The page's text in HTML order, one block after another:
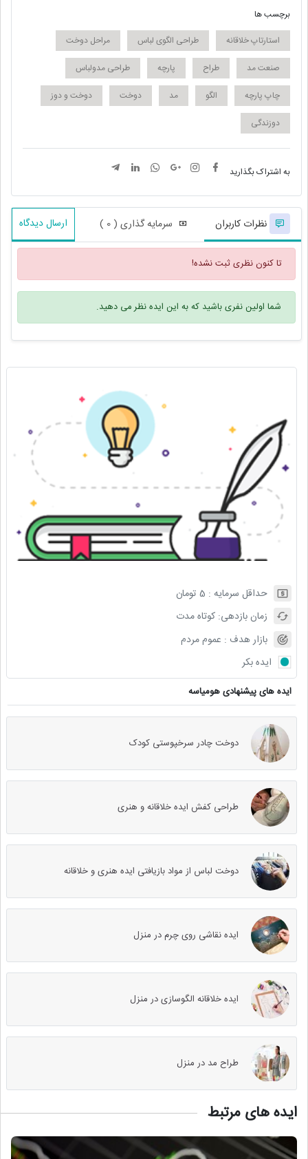
حداقل سرمایه : 5 تومان
زمان بازدهی:کوتاه مدت
بازار هدف : عموم مردم
ایده بکر
ایده های پیشنهادی هومیاسه
دوخت چادر سرخپوستی کودک
طراحی کفش ایده خلاقانه و هنری
دوخت لباس از مواد بازیافتی ایده هنری و خلاقانه
ایده نقاشی روی چرم در منزل
ایده خلاقانه الگوسازی در منزل
طراح مد در منزل
برچسب ها
استارتاپ خلاقانه
طراحی الگوی لباس
مراحل دوخت
صنعت مد
طراح پارچه
طراحی مدولباس
چاپ پارچه
الگو مد دوخت
دوخت و دوز
دوزندگی
به اشتراک بگذارید
نظرات کاربران سرمایه گذاری ( 0 ) ارسال دیدگاه
تا کنون نظری ثبت نشده!
شما اولین نفری باشید که به این ایده نظر می دهید.
ایده های مرتبط